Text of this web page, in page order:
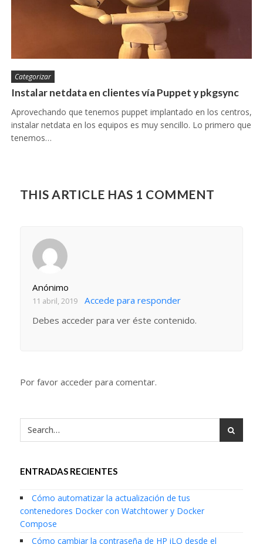
Categorizar
Instalar netdata en clientes vía Puppet y pkgsync
Aprovechando que tenemos puppet implantado en los centros,
instalar netdata en los equipos es muy sencillo. Lo primero que
tenemos…
THIS ARTICLE HAS 1 COMMENT
Anónimo
11 abril, 2019
Accede para responder
Debes acceder para ver éste contenido.
Por favor acceder para comentar.
ENTRADAS RECIENTES
Cómo automatizar la actualización de tus
contenedores Docker con Watchtower y Docker
Compose
Cómo cambiar la contraseña de HP iLO desde el